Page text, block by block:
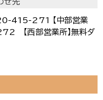
415-271 【中部営業
【西部営業所】無料ダ